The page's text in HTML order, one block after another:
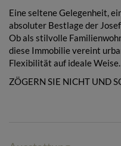
Eine seltene Gelegenheit,
absoluter Bestlage der
Ob als stilvolle
diese Immobilie vereint
Flexibilität auf ideale Weise.
ZÖGERN SIE NICHT UND